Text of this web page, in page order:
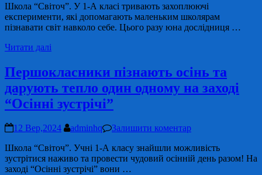
Школа “Світоч”. У 1-А класі тривають захоплюючі
експерименти, які допомагають маленьким школярам
пізнавати світ навколо себе. Цього разу юна дослідниця …
Читати далі
Першокласники пізнають осінь та
дарують тепло один одному на заході
“Осінні зустрічі”
12 Вер,2024 adminhq
Залишити коментар
Школа “Світоч”. Учні 1-А класу знайшли можливість
зустрітися наживо та провести чудовий осінній день разом! На
заході “Осінні зустрічі” вони …